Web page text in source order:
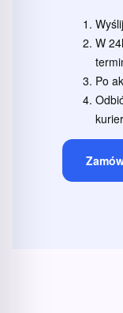
W
Po